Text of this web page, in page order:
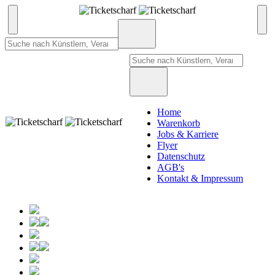
Home
Warenkorb
Jobs & Karriere
Flyer
Datenschutz
AGB's
Kontakt & Impressum